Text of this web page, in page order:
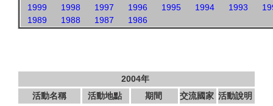
1999
1998 1997 1996 1995 1994 1993
1989
1988 1987 1986
2004年
活動名稱
活動地點 期間 交流國家 活動說明